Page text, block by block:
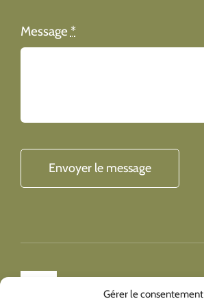
Gérer le consentement
Message *
Envoyer le message